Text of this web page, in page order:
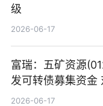
级
2026-06-17
富瑞：五矿资源
发可转债募集资金
和战略定位正面|当
2026-06-17